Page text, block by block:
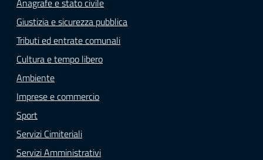
Anagrafe e stato civile
Giustizia e sicurezza pubblica
Tributi ed entrate comunali
Cultura e tempo libero
Ambiente
Imprese e commercio
Sport
Servizi Cimiteriali
Servizi Amministrativi